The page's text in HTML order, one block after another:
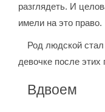
разглядеть. И
имели на это право.
Род людской
девочке после этих
Вдвоем